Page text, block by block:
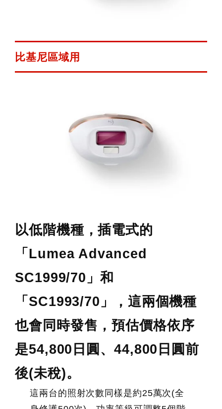
比基尼區域用
以低階機種，插電式的
「Lumea Advanced
SC1999/70」和
「SC1993/70」，這兩個機種
也會同時發售，預估價格依序
是54,800日圓、44,800日圓前
後(未稅)。
這兩台的照射次數同樣是約25萬次(全